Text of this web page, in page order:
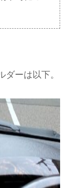
ーは以下。